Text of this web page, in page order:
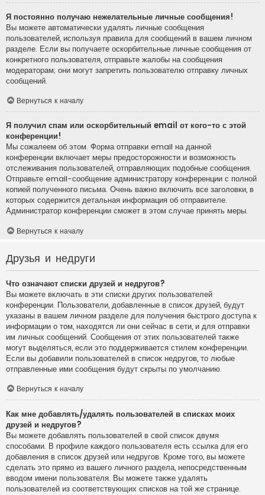
Я постоянно получаю нежелательные личные сообщения!
Вы можете автоматически удалять личные сообщения
пользователей, используя правила для сообщений в вашем личном
разделе. Если вы получаете оскорбительные личные сообщения от
конкретного пользователя, отправьте жалобы на сообщения
модераторам; они могут запретить пользователю отправку личных
сообщений.
Вернуться к началу
Я получил спам или оскорбительный email от кого-то с этой
конференции!
Мы сожалеем об этом. Форма отправки email на данной
конференции включает меры предосторожности и возможность
отслеживания пользователей, отправляющих подобные сообщения.
Отправьте email-сообщение администратору конференции с полной
копией полученного письма. Очень важно включить все заголовки, в
которых содержится детальная информация об отправителе.
Администратор конференции сможет в этом случае принять меры.
Вернуться к началу
Друзья и недруги
Что означают списки друзей и недругов?
Вы можете включать в эти списки других пользователей
конференции. Пользователи, добавленные в список друзей, будут
указаны в вашем личном разделе для получения быстрого доступа к
информации о том, находятся ли они сейчас в сети, и для отправки
им личных сообщений. Сообщения от этих пользователей также
могут выделяться, если это поддерживается стилем конференции.
Если вы добавили пользователей в список недругов, то любые
отправленные ими сообщения будут скрыты по умолчанию.
Вернуться к началу
Как мне добавлять/удалять пользователей в списках моих
друзей и недругов?
Вы можете добавлять пользователей в свой список двумя
способами. В профиле каждого пользователя есть ссылка для его
добавления в список друзей или недругов. Кроме того, вы можете
сделать это прямо из вашего личного раздела, непосредственным
вводом имени пользователя. Вы можете также удалять
пользователей из соответствующих списков на той же странице.